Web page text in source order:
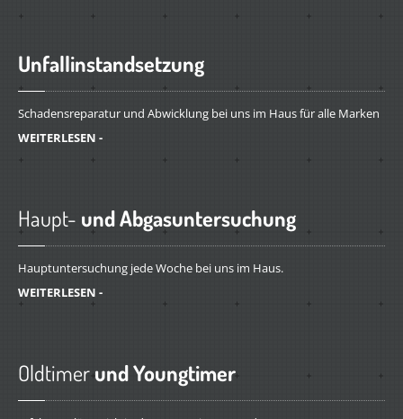
Unfallinstandsetzung
Schadensreparatur und Abwicklung bei uns im Haus für alle Marken
WEITERLESEN -
Haupt- und Abgasuntersuchung
Hauptuntersuchung jede Woche bei uns im Haus.
WEITERLESEN -
Oldtimerund Youngtimer